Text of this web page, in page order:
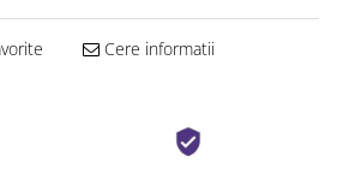
Cere informatii